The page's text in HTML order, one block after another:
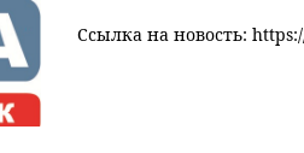
Ссылка на новость: